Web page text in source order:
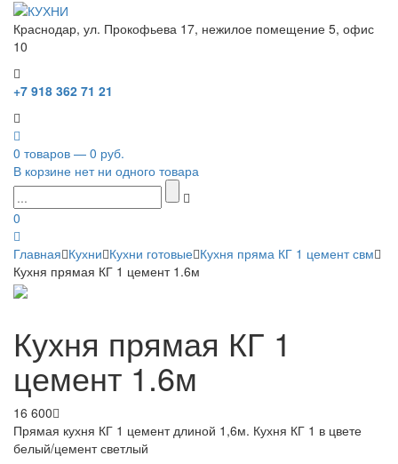
Краснодар, ул. Прокофьева 17, нежилое помещение 5, офис
10
+7 918 362 71 21
0 товаров — 0 руб.
В корзине нет ни одного товара
0
Главная Кухни Кухни готовые Кухня пряма КГ 1 цемент свм
Кухня прямая КГ 1 цемент 1.6м
Кухня прямая КГ 1
цемент 1.6м
16 600
Прямая кухня КГ 1 цемент длиной 1,6м. Кухня КГ 1 в цвете
белый/цемент светлый